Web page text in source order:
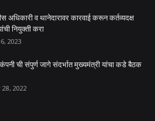
अधिकारी व थानेदारावर कारवाई करून कर्तव्यदक्ष
नियुक्ती करा
2023
कंपनी ची संपुर्ण जागे संदर्भात मुख्यमंत्री यांचा कडे बैठक
2022